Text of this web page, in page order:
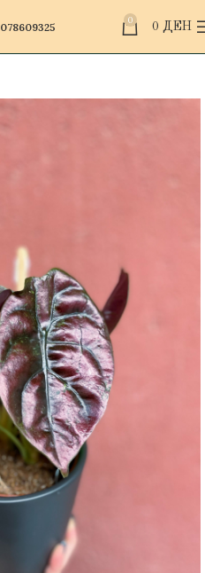
078609325 0
0 ДЕН